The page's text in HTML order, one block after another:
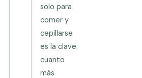
solo para
comer y
cepillarse
es la clave:
cuanto
más